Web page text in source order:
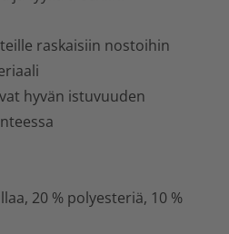
raskaisiin nostoihin
hyvän istuvuuden
20 % polyesteriä, 10 %